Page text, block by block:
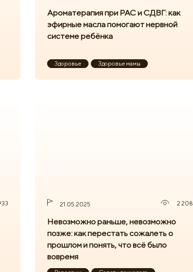
Ароматерапия при РАС и СДВГ: как
эфирные масла помогают нервной
системе ребёнка
Здоровье Здоровье мамы
21.05.2025 2 208
Невозможно раньше, невозможно
позже: как перестать сожалеть о
прошлом и понять, что всё было
вовремя